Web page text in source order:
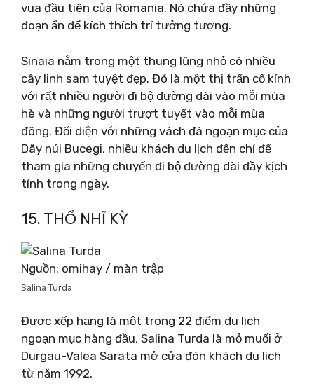
vua đầu tiên của Romania. Nó chứa đầy những
đoạn ẩn để kích thích trí tưởng tượng.
Sinaia nằm trong một thung lũng nhỏ có nhiều
cây linh sam tuyệt đẹp. Đó là một thị trấn cổ kính
với rất nhiều người đi bộ đường dài vào mỗi mùa
hè và những người trượt tuyết vào mỗi mùa
đông. Đối diện với những vách đá ngoạn mục của
Dãy núi Bucegi, nhiều khách du lịch đến chỉ để
tham gia những chuyến đi bộ đường dài đầy kịch
tính trong ngày.
15. THỔ NHĨ KỲ
Nguồn: omihay / màn trập
Salina Turda
Được xếp hạng là một trong 22 điểm du lịch
ngoạn mục hàng đầu, Salina Turda là mỏ muối ở
Durgau-Valea Sarata mở cửa đón khách du lịch
từ năm 1992.